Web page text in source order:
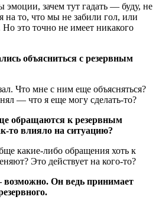
зачем тут гадать — буду, не
на то, что мы не забили гол, или
Но это точно не имеет никакого
объясниться с резервным
Что мне с ним еще объясняться?
— что я еще могу сделать-то?
обращаются к резервным
то влияло на ситуацию?
какие-либо обращения хоть к
Это действует на кого-то?
Он ведь принимает